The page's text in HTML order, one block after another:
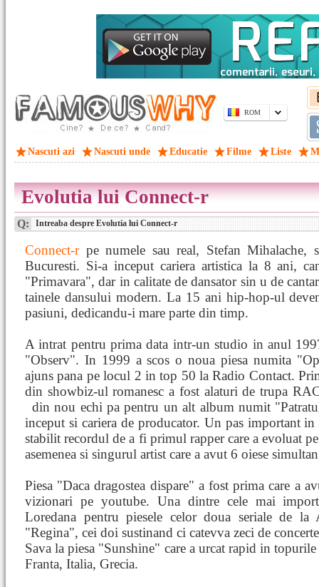
ROM
Nascuti azi Nascuti unde Educatie Filme Liste
Evolutia lui Connect-r
Q: Intreaba despre Evolutia lui Connect-r
Connect-rpe numele sau real, Stefan Mihalache,
Bucuresti. Si-a inceput cariera artistica la 8 ani,
"Primavara", dar in calitate de dansator sin u de
tainele dansului modern. La 15 ani hip-hop-ul
pasiuni, dedicandu-i mare parte din timp.
A intrat pentru prima data intr-un studio in anul
"Observ". In 1999 a scos o noua piesa numita
ajuns pana pe locul 2 in top 50 la Radio Contact.
din showbiz-ul romanesc a fost alaturi de trupa
din nou echipa pentru un alt album numit
inceput si cariera de producator. Un pas important
stabilit recordul de a fi primul rapper care a evoluat
asemenea si singurul artist care a avut 6 oiese
Piesa "Daca dragostea dispare" a fost prima care a
vizionari pe youtube. Una dintre cele mai
Loredana pentru piesele celor doua seriale de
"Regina", cei doi sustinand ci catevva zeci de
Sava la piesa "Sunshine" care a urcat rapid in
Franta, Italia, Grecia.